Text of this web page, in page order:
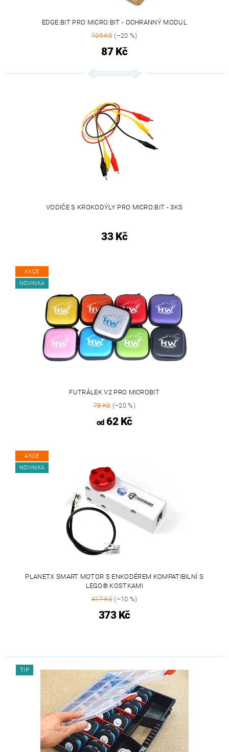
EDGE:BIT PRO MICRO:BIT - OCHRANNÝ MODUL
109 Kč(–20 %)
87 Kč
VODIČE S KROKODÝLY PRO MICRO:BIT - 3KS
33 Kč
AKCE
NOVINKA
FUTRÁLEK V2 PRO MICROBIT
78 Kč(–20 %)
od62 Kč
AKCE
NOVINKA
PLANETX SMART MOTOR S ENKODÉREM KOMPATIBILNÍ S
LEGO® KOSTKAMI
417 Kč(–10 %)
373 Kč
TIP